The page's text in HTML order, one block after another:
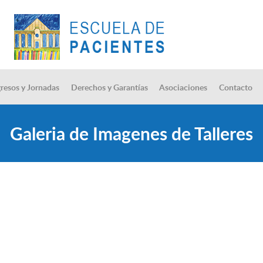
y Jornadas Derechos y Garantías Asociaciones Contacto
Galeria de Imagenes de Talleres